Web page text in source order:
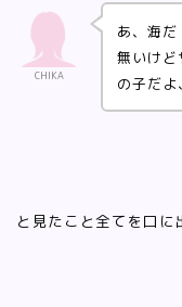
CHIKA
あ、海
無いけど
の子だよ
と見たこと全てを口に